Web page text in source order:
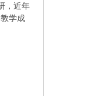
，近年
学成